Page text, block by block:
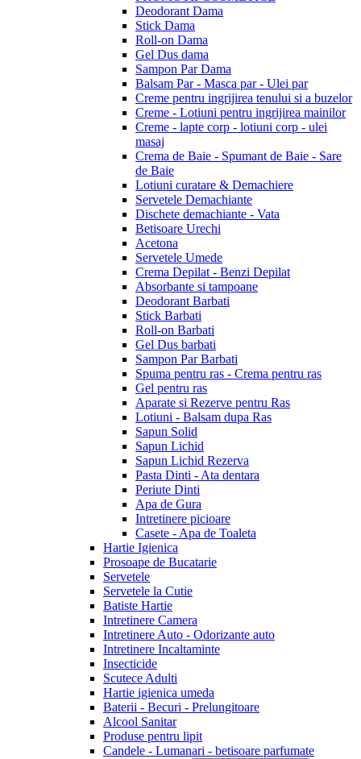
Deodorant Dama
Stick Dama
Roll-on Dama
Gel Dus dama
Sampon Par Dama
Balsam Par - Masca par - Ulei par
Creme pentru ingrijirea tenului si a buzelor
Creme - Lotiuni pentru ingrijirea mainilor
Creme - lapte corp - lotiuni corp - ulei
masaj
Crema de Baie - Spumant de Baie - Sare
de Baie
Lotiuni curatare & Demachiere
Servetele Demachiante
Dischete demachiante - Vata
Betisoare Urechi
Acetona
Servetele Umede
Crema Depilat - Benzi Depilat
Absorbante si tampoane
Deodorant Barbati
Stick Barbati
Roll-on Barbati
Gel Dus barbati
Sampon Par Barbati
Spuma pentru ras - Crema pentru ras
Gel pentru ras
Aparate si Rezerve pentru Ras
Lotiuni - Balsam dupa Ras
Sapun Solid
Sapun Lichid
Sapun Lichid Rezerva
Pasta Dinti - Ata dentara
Periute Dinti
Apa de Gura
Intretinere picioare
Casete - Apa de Toaleta
Hartie Igienica
Prosoape de Bucatarie
Servetele
Servetele la Cutie
Batiste Hartie
Intretinere Camera
Intretinere Auto - Odorizante auto
Intretinere Incaltaminte
Insecticide
Scutece Adulti
Hartie igienica umeda
Baterii - Becuri - Prelungitoare
Alcool Sanitar
Produse pentru lipit
Candele - Lumanari - betisoare parfumate